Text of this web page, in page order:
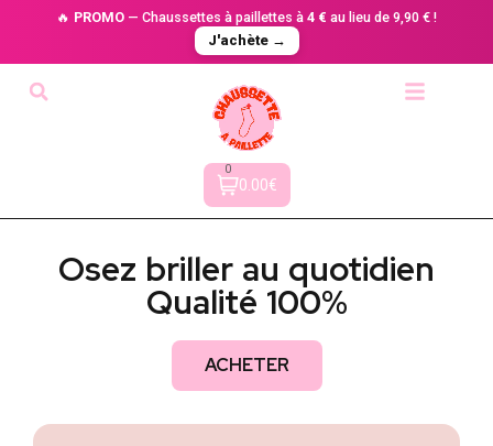
🔥 PROMO — Chaussettes à paillettes à 4 € au lieu de 9,90 € !
J'achète →
0
0.00€
Osez briller au quotidien
Qualité 100%
ACHETER